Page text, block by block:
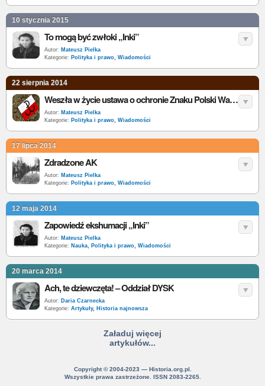
10 stycznia 2015
To mogą być zwłoki „Inki”
Autor: Mateusz Pielka
Kategorie: Polityka i prawo, Wiadomości
22 sierpnia 2014
Weszła w życie ustawa o ochronie Znaku Polski Walczącej
Autor: Mateusz Pielka
Kategorie: Polityka i prawo, Wiadomości
17 lipca 2014
Zdradzone AK
Autor: Mateusz Pielka
Kategorie: Polityka i prawo, Wiadomości
12 maja 2014
Zapowiedź ekshumacji „Inki”
Autor: Mateusz Pielka
Kategorie: Nauka, Polityka i prawo, Wiadomości
20 marca 2014
Ach, te dziewczęta! – Oddział DYSK
Autor: Daria Czarnecka
Kategorie: Artykuły, Historia najnowsza
Załaduj więcej
artykułów...
Copyright © 2004-2023 — Historia.org.pl.
Wszystkie prawa zastrzeżone. ISSN 2083-2265.